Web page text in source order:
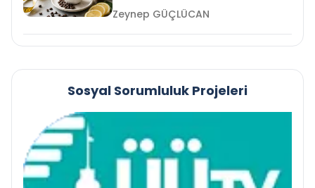
Zeynep GÜÇLÜCAN
Sosyal Sorumluluk Projeleri